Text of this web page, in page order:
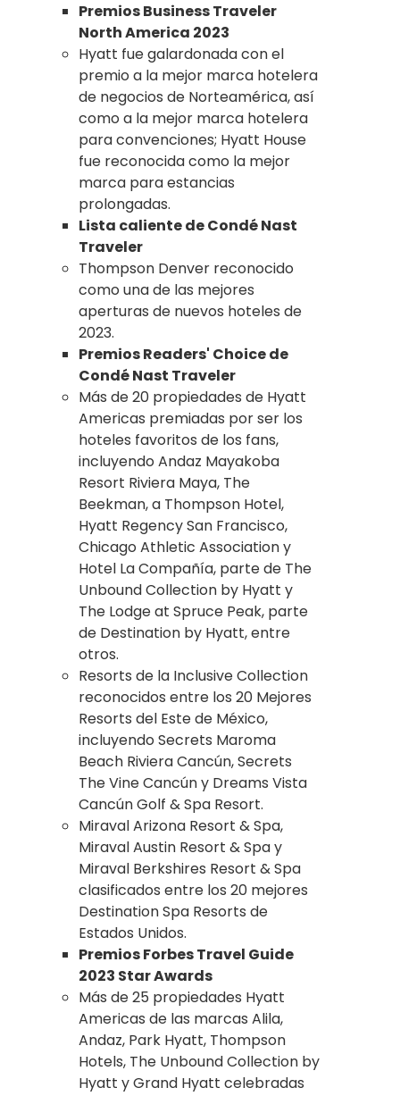
Premios Business Traveler
North America 2023
Hyatt fue galardonada con el
premio a la mejor marca hotelera
de negocios de Norteamérica, así
como a la mejor marca hotelera
para convenciones; Hyatt House
fue reconocida como la mejor
marca para estancias
prolongadas.
Lista caliente de Condé Nast
Traveler
Thompson Denver reconocido
como una de las mejores
aperturas de nuevos hoteles de
2023.
Premios Readers' Choice de
Condé Nast Traveler
Más de 20 propiedades de Hyatt
Americas premiadas por ser los
hoteles favoritos de los fans,
incluyendo Andaz Mayakoba
Resort Riviera Maya, The
Beekman, a Thompson Hotel,
Hyatt Regency San Francisco,
Chicago Athletic Association y
Hotel La Compañía, parte de The
Unbound Collection by Hyatt y
The Lodge at Spruce Peak, parte
de Destination by Hyatt, entre
otros.
Resorts de la Inclusive Collection
reconocidos entre los 20 Mejores
Resorts del Este de México,
incluyendo Secrets Maroma
Beach Riviera Cancún, Secrets
The Vine Cancún y Dreams Vista
Cancún Golf & Spa Resort.
Miraval Arizona Resort & Spa,
Miraval Austin Resort & Spa y
Miraval Berkshires Resort & Spa
clasificados entre los 20 mejores
Destination Spa Resorts de
Estados Unidos.
Premios Forbes Travel Guide
2023 Star Awards
Más de 25 propiedades Hyatt
Americas de las marcas Alila,
Andaz, Park Hyatt, Thompson
Hotels, The Unbound Collection by
Hyatt y Grand Hyatt celebradas